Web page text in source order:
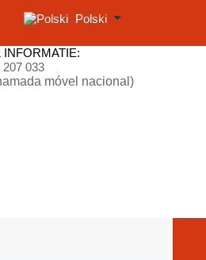
Polski
INFORMATIE:
207 033
móvel nacional)